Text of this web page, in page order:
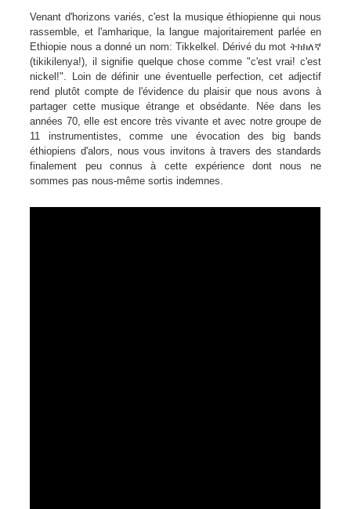
Venant d'horizons variés, c'est la musique éthiopienne qui nous
rassemble, et l'amharique, la langue majoritairement parlée en
Ethiopie nous a donné un nom: Tikkelkel. Dérivé du mot ትክክለኛ
(tikikilenya!), il signifie quelque chose comme "c'est vrai! c'est
nickel!". Loin de définir une éventuelle perfection, cet adjectif
rend plutôt compte de l'évidence du plaisir que nous avons à
partager cette musique étrange et obsédante. Née dans les
années 70, elle est encore très vivante et avec notre groupe de
11 instrumentistes, comme une évocation des big bands
éthiopiens d'alors, nous vous invitons à travers des standards
finalement peu connus à cette expérience dont nous ne
sommes pas nous-même sortis indemnes.